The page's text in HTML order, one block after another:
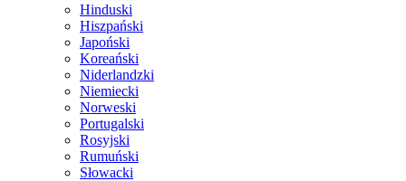
Hinduski
Hiszpański
Japoński
Koreański
Niderlandzki
Niemiecki
Norweski
Portugalski
Rosyjski
Rumuński
Słowacki